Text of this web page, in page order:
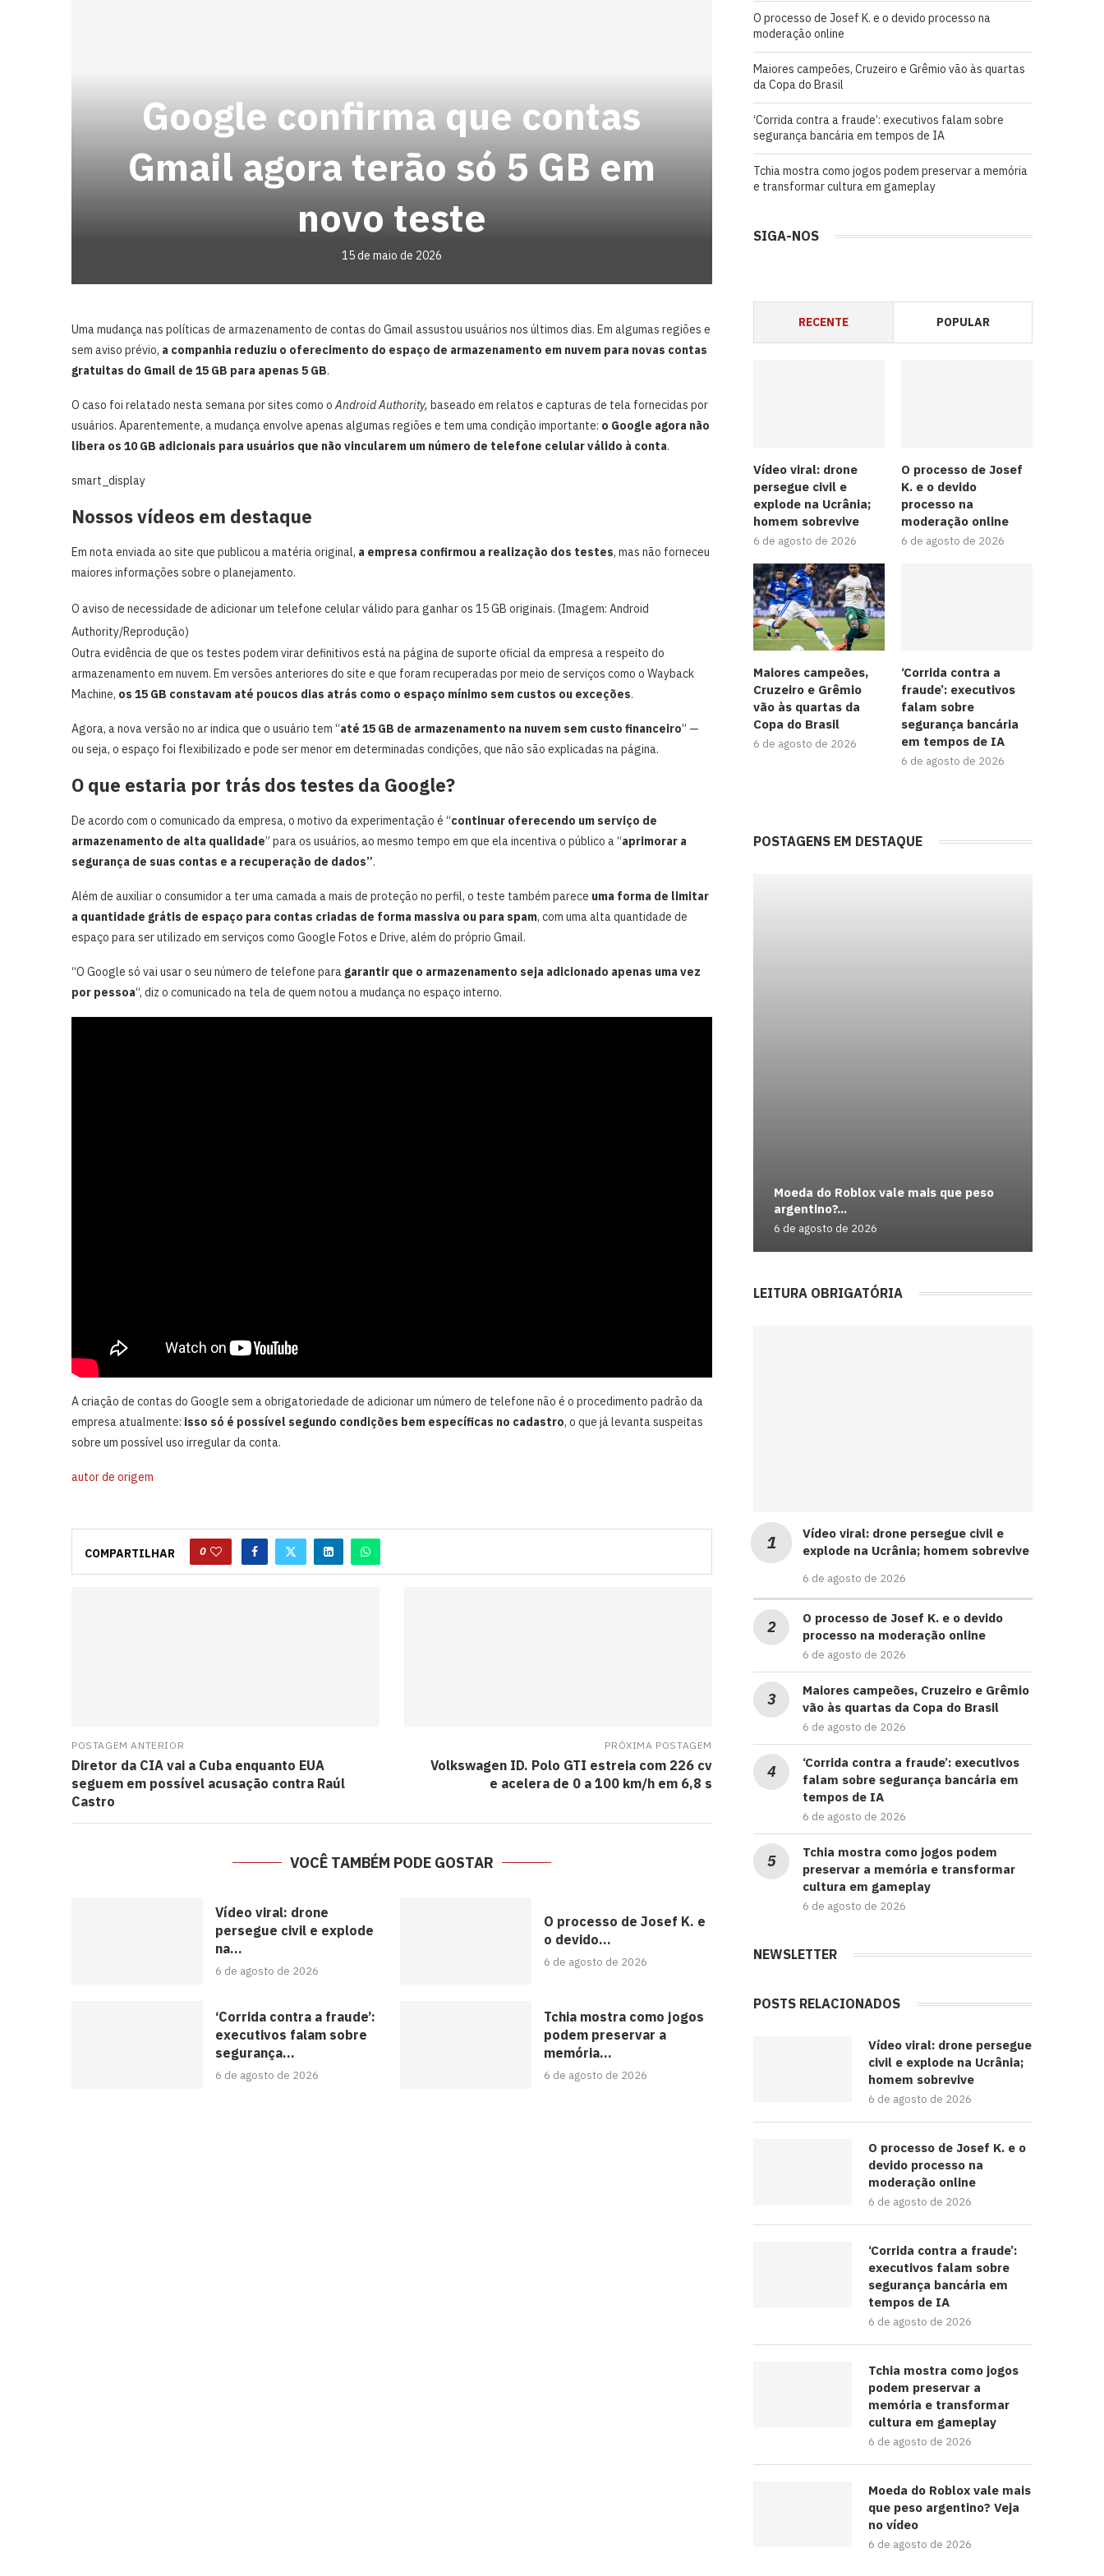
Google confirma que contas
Gmail agora terão só 5 GB em
novo teste
15 de maio de 2026
Uma mudança nas políticas de armazenamento de contas do Gmail assustou usuários nos últimos dias. Em algumas regiões e
sem aviso prévio, a companhia reduziu o oferecimento do espaço de armazenamento em nuvem para novas contas
gratuitas do Gmail de 15 GB para apenas 5 GB.
O caso foi relatado nesta semana por sites como oAndroid Authority, baseado em relatos e capturas de tela fornecidas por
usuários. Aparentemente, a mudança envolve apenas algumas regiões e tem uma condição importante: o Google agora não
libera os 10 GB adicionais para usuários que não vincularem um número de telefone celular válido à conta.
smart_display
Nossos vídeos em destaque
Em nota enviada ao site que publicou a matéria original, a empresa confirmou a realização dos testes, mas não forneceu
maiores informações sobre o planejamento.
O aviso de necessidade de adicionar um telefone celular válido para ganhar os 15 GB originais. (Imagem: Android
Authority/Reprodução)
Outra evidência de que os testes podem virar definitivos está na página de suporte oficial da empresa a respeito do
armazenamento em nuvem. Em versões anteriores do site e que foram recuperadas por meio de serviços como o Wayback
Machine, os 15 GB constavam até poucos dias atrás como o espaço mínimo sem custos ou exceções.
Agora, a nova versão no ar indica que o usuário tem “até 15 GB de armazenamento na nuvem sem custo financeiro” —
ou seja, o espaço foi flexibilizado e pode ser menor em determinadas condições, que não são explicadas na página.
O que estaria por trás dos testes da Google?
De acordo com o comunicado da empresa, o motivo da experimentação é “continuar oferecendo um serviço de
armazenamento de alta qualidade” para os usuários, ao mesmo tempo em que ela incentiva o público a “aprimorar a
segurança de suas contas e a recuperação de dados”.
Além de auxiliar o consumidor a ter uma camada a mais de proteção no perfil, o teste também parece uma forma de limitar
a quantidade grátis de espaço para contas criadas de forma massiva ou para spam, com uma alta quantidade de
espaço para ser utilizado em serviços como Google Fotos e Drive, além do próprio Gmail.
“O Google só vai usar o seu número de telefone para garantir que o armazenamento seja adicionado apenas uma vez
por pessoa“, diz o comunicado na tela de quem notou a mudança no espaço interno.
A criação de contas do Google sem a obrigatoriedade de adicionar um número de telefone não é o procedimento padrão da
empresa atualmente: isso só é possível segundo condições bem específicas no cadastro, o que já levanta suspeitas
sobre um possível uso irregular da conta.
autor de origem
COMPARTILHAR 0
POSTAGEM ANTERIOR
Diretor da CIA vai a Cuba enquanto EUA
seguem em possível acusação contra Raúl
Castro
PRÓXIMA POSTAGEM
Volkswagen ID. Polo GTI estreia com 226 cv
e acelera de 0 a 100 km/h em 6,8 s
VOCÊ TAMBÉM PODE GOSTAR
Vídeo viral: drone
persegue civil e explode
na...
6 de agosto de 2026
O processo de Josef K. e
o devido...
6 de agosto de 2026
‘Corrida contra a fraude’:
executivos falam sobre
segurança...
6 de agosto de 2026
Tchia mostra como jogos
podem preservar a
memória...
6 de agosto de 2026
O processo de Josef K. e o devido processo na
moderação online
Maiores campeões, Cruzeiro e Grêmio vão às quartas
da Copa do Brasil
‘Corrida contra a fraude’: executivos falam sobre
segurança bancária em tempos de IA
Tchia mostra como jogos podem preservar a memória
e transformar cultura em gameplay
SIGA-NOS
RECENTE POPULAR
Vídeo viral: drone
persegue civil e
explode na Ucrânia;
homem sobrevive
6 de agosto de 2026
O processo de Josef
K. e o devido
processo na
moderação online
6 de agosto de 2026
Maiores campeões,
Cruzeiro e Grêmio
vão às quartas da
Copa do Brasil
6 de agosto de 2026
‘Corrida contra a
fraude’: executivos
falam sobre
segurança bancária
em tempos de IA
6 de agosto de 2026
POSTAGENS EM DESTAQUE
Moeda do Roblox vale mais que peso
argentino?...
6 de agosto de 2026
LEITURA OBRIGATÓRIA
Vídeo viral: drone persegue civil e
explode na Ucrânia; homem sobrevive
6 de agosto de 2026
O processo de Josef K. e o devido
processo na moderação online
6 de agosto de 2026
Maiores campeões, Cruzeiro e Grêmio
vão às quartas da Copa do Brasil
6 de agosto de 2026
‘Corrida contra a fraude’: executivos
falam sobre segurança bancária em
tempos de IA
6 de agosto de 2026
Tchia mostra como jogos podem
preservar a memória e transformar
cultura em gameplay
6 de agosto de 2026
NEWSLETTER
POSTS RELACIONADOS
Vídeo viral: drone persegue
civil e explode na Ucrânia;
homem sobrevive
6 de agosto de 2026
O processo de Josef K. e o
devido processo na
moderação online
6 de agosto de 2026
‘Corrida contra a fraude’:
executivos falam sobre
segurança bancária em
tempos de IA
6 de agosto de 2026
Tchia mostra como jogos
podem preservar a
memória e transformar
cultura em gameplay
6 de agosto de 2026
Moeda do Roblox vale mais
que peso argentino? Veja
no vídeo
6 de agosto de 2026